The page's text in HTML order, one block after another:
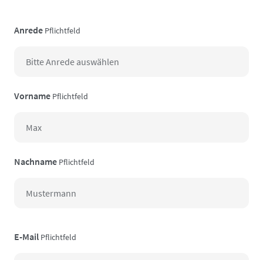
Anrede Pflichtfeld
Vorname Pflichtfeld
Nachname Pflichtfeld
E-Mail Pflichtfeld